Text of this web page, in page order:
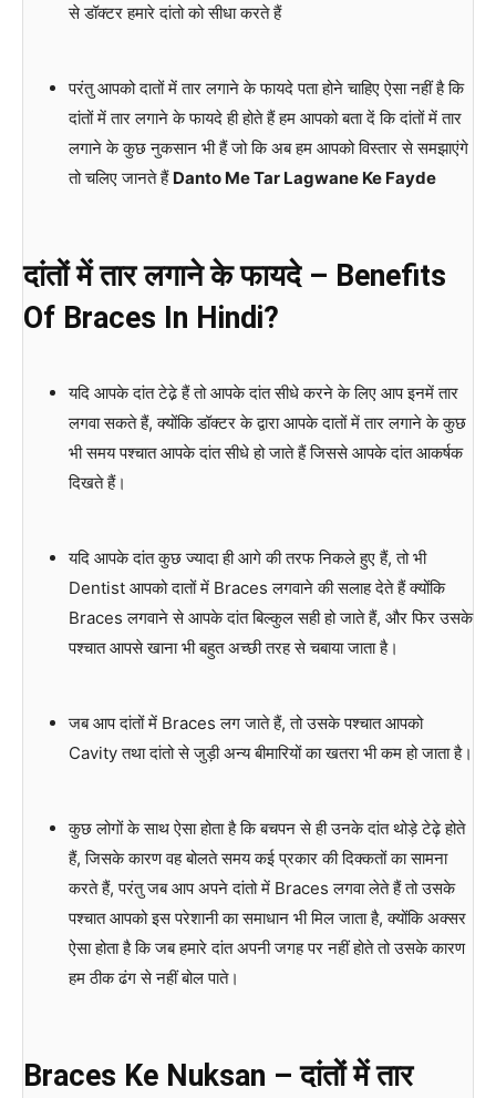
से डॉक्टर हमारे दांतो को सीधा करते हैं
परंतु आपको दातों में तार लगाने के फायदे पता होने चाहिए ऐसा नहीं है कि
दांतों में तार लगाने के फायदे ही होते हैं हम आपको बता दें कि दांतों में तार
लगाने के कुछ नुकसान भी हैं जो कि अब हम आपको विस्तार से समझाएंगे
तो चलिए जानते हैं Danto Me Tar Lagwane Ke Fayde
दांतों में तार लगाने के फायदे– Benefits
Of Braces In Hindi?
यदि आपके दांत टेढे़ हैं तो आपके दांत सीधे करने के लिए आप इनमें तार
लगवा सकते हैं, क्योंकि डॉक्टर के द्वारा आपके दातों में तार लगाने के कुछ
भी समय पश्चात आपके दांत सीधे हो जाते हैं जिससे आपके दांत आकर्षक
दिखते हैं।
यदि आपके दांत कुछ ज्यादा ही आगे की तरफ निकले हुए हैं, तो भी
Dentist आपको दातों में Braces लगवाने की सलाह देते हैं क्योंकि
Braces लगवाने से आपके दांत बिल्कुल सही हो जाते हैं, और फिर उसके
पश्चात आपसे खाना भी बहुत अच्छी तरह से चबाया जाता है।
जब आप दांतों में Braces लग जाते हैं, तो उसके पश्चात आपको
Cavity तथा दांतो से जुड़ी अन्य बीमारियों का खतरा भी कम हो जाता है।
कुछ लोगों के साथ ऐसा होता है कि बचपन से ही उनके दांत थोड़े टेढ़े होते
हैं, जिसके कारण वह बोलते समय कई प्रकार की दिक्कतों का सामना
करते हैं, परंतु जब आप अपने दांतो में Braces लगवा लेते हैं तो उसके
पश्चात आपको इस परेशानी का समाधान भी मिल जाता है, क्योंकि अक्सर
ऐसा होता है कि जब हमारे दांत अपनी जगह पर नहीं होते तो उसके कारण
हम ठीक ढंग से नहीं बोल पाते।
Braces Ke Nuksan –दांतों में तार